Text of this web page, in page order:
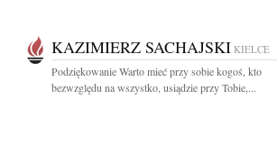
KAZIMIERZ SACHAJSKI KIELCE
Podziękowanie Warto mieć przy sobie kogoś, kto
bezwzględu na wszystko, usiądzie przy Tobie,...